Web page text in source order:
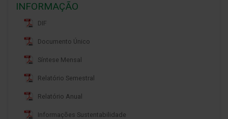
INFORMAÇÃO
DIF
Documento Único
Síntese Mensal
Relatório Semestral
Relatório Anual
Informações Sustentabilidade